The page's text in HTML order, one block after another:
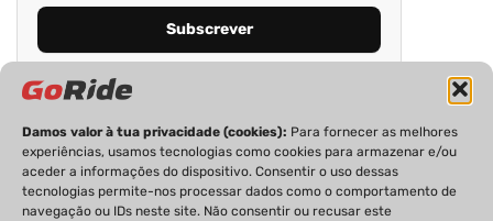
Damos valor à tua privacidade (cookies): Para fornecer as melhores
experiências, usamos tecnologias como cookies para armazenar e/ou
aceder a informações do dispositivo. Consentir o uso dessas
tecnologias permite-nos processar dados como o comportamento de
navegação ou IDs neste site. Não consentir ou recusar este